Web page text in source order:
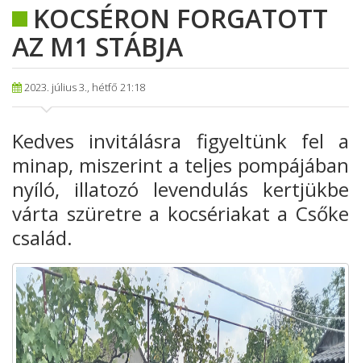
KOCSÉRON FORGATOTT
AZ M1 STÁBJA
2023. július 3., hétfő 21:18
Kedves invitálásra figyeltünk fel a
minap, miszerint a teljes pompájában
nyíló, illatozó levendulás kertjükbe
várta szüretre a kocsériakat a Csőke
család.